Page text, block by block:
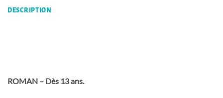
DESCRIPTION
ROMAN – Dès 13 ans.